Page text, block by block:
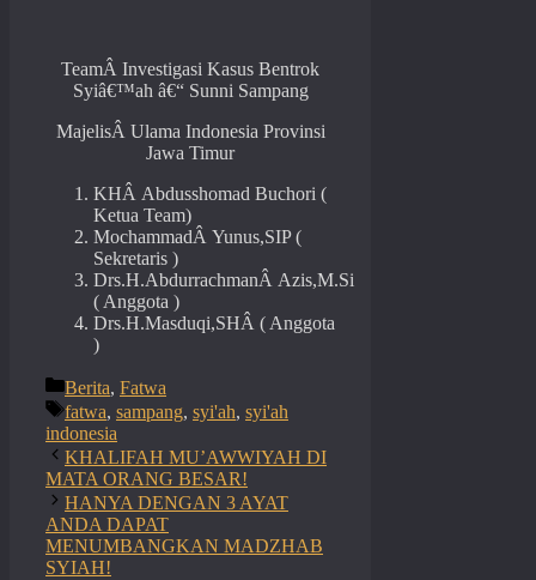
TeamÂ Investigasi Kasus Bentrok
Syiâ€™ah â€“ Sunni Sampang
MajelisÂ Ulama Indonesia Provinsi
Jawa Timur
KHÂ Abdusshomad Buchori (
Ketua Team)
MochammadÂ Yunus,SIP (
Sekretaris )
Drs.H.AbdurrachmanÂ Azis,M.Si
( Anggota )
Drs.H.Masduqi,SHÂ ( Anggota
)
Categories
Berita, Fatwa
Tags
fatwa, sampang, syi'ah, syi'ah
indonesia
KHALIFAH MU’AWWIYAH DI
MATA ORANG BESAR!
HANYA DENGAN 3 AYAT
ANDA DAPAT
MENUMBANGKAN MADZHAB
SYIAH!